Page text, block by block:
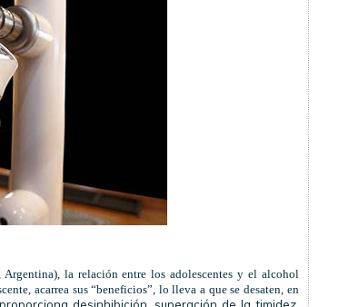
la relación entre los adolescentes y el alcohol
acarrea sus “beneficios”, lo lleva a que se desaten, en